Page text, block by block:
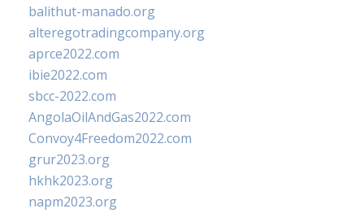
balithut-manado.org
alteregotradingcompany.org
aprce2022.com
ibie2022.com
sbcc-2022.com
AngolaOilAndGas2022.com
Convoy4Freedom2022.com
grur2023.org
hkhk2023.org
napm2023.org